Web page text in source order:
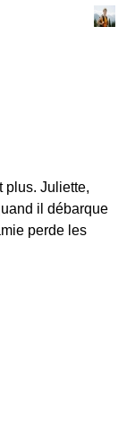
plus. Juliette,
il débarque
perde les